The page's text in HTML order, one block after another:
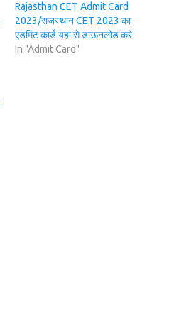
Rajasthan CET Admit Card
2023/राजस्थान CET 2023 का
एडमिट कार्ड यहां से डाऊनलोड करे
In "Admit Card"